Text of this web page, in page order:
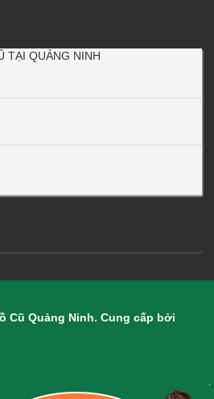
TẠI QUẢNG NINH
Cũ Quảng Ninh. Cung cấp bởi